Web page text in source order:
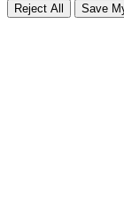
Reject All Save